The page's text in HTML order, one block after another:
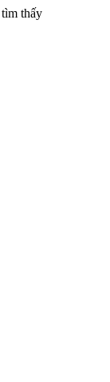
thấy